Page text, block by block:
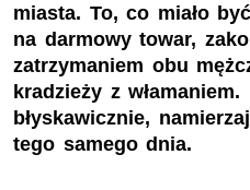
miasta. To, co miało
na darmowy towar,
zatrzymaniem obu
kradzieży z
błyskawicznie,
tego samego dnia.